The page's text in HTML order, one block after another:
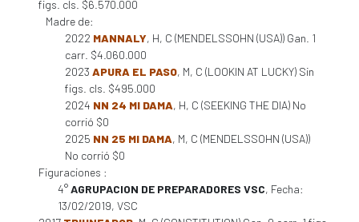
figs. cls. $6.570.000
Madre de:
2022 MANNALY, H, C (MENDELSSOHN (USA)) Gan. 1
carr. $4.060.000
2023 APURA EL PASO, M, C (LOOKIN AT LUCKY) Sin
figs. cls. $495.000
2024 NN 24 MI DAMA, H, C (SEEKING THE DIA) No
corrió $0
2025 NN 25 MI DAMA, M, C (MENDELSSOHN (USA))
No corrió $0
Figuraciones :
4°AGRUPACION DE PREPARADORES VSC, Fecha:
13/02/2019, VSC